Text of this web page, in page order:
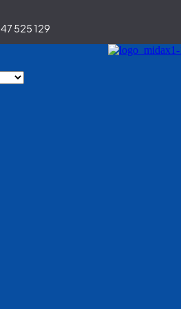
525 129